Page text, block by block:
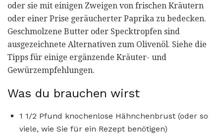
oder sie mit einigen Zweigen von frischen Kräutern
oder einer Prise geräucherter Paprika zu bedecken.
Geschmolzene Butter oder Specktropfen sind
ausgezeichnete Alternativen zum Olivenöl. Siehe die
Tipps für einige ergänzende Kräuter- und
Gewürzempfehlungen.
Was du brauchen wirst
1 1/2 Pfund knochenlose Hähnchenbrust (oder so
viele, wie Sie für ein Rezept benötigen)